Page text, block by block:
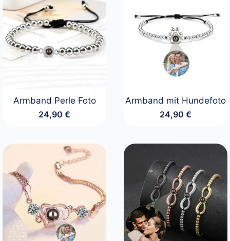
Armband Perle Foto
24,90€
Armband mit Hundefoto
24,90 €